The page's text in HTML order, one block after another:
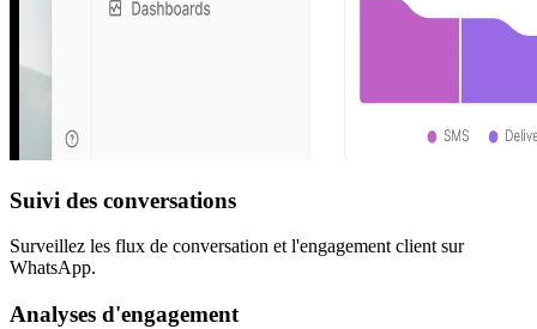
Suivi des conversations
Surveillez les flux de conversation et l'engagement client sur
WhatsApp.
Analyses d'engagement